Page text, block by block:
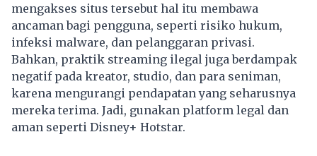
mengakses situs tersebut hal itu membawa
ancaman bagi pengguna, seperti risiko hukum,
infeksi malware, dan pelanggaran privasi.
Bahkan, praktik streaming ilegal juga berdampak
negatif pada kreator, studio, dan para seniman,
karena mengurangi pendapatan yang seharusnya
mereka terima. Jadi, gunakan platform legal dan
aman seperti Disney+ Hotstar.